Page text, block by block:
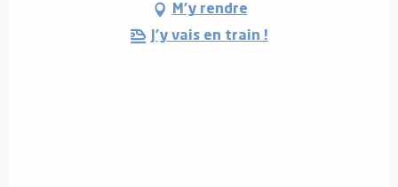
M'y rendre
J'y vais en train !